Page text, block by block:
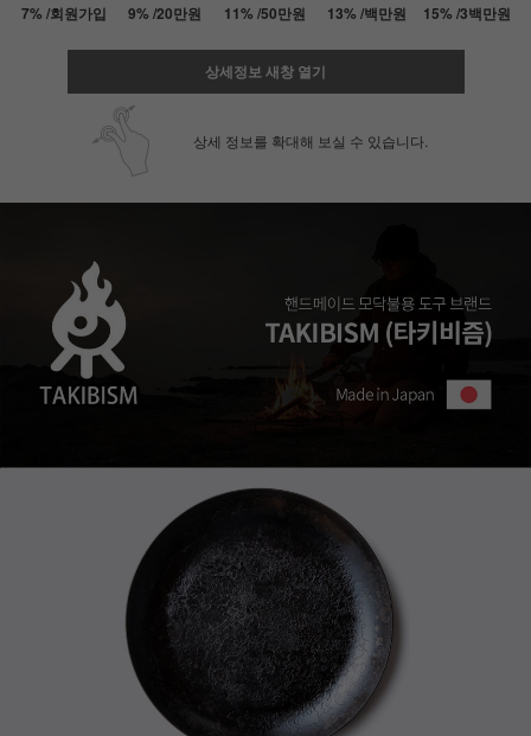
7% /회원가입 9% /20만원 11% /50만원 13% /백만원 15% /3백만원
상세정보 새창 열기
상세 정보를 확대해 보실 수 있습니다.